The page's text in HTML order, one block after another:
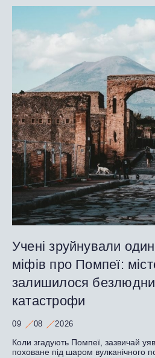
Учені зруйнували
міфів про Помпеї:
залишилося
катастрофи
09 08 2026
Коли згадують Помпеї, зазвичай
поховане під шаром вулканічного